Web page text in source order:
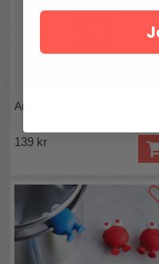
Ankfett Clos Saint Sozy 320g
139 kr